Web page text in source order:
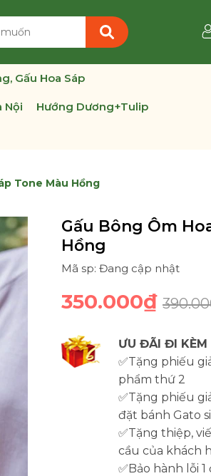
Gấu Hoa Sáp
Nội Hướng Dương+Tulip
Tone Màu Hồng
Gấu Bông Ôm
Hồng
Mã sp: Đang cập nhật
350.000₫
ƯU ĐÃI ĐI KÈM
✅Tặng phiếu
phẩm thứ 2
✅Tặng phiếu
đặt bánh Gato
✅Tặng thiệp,
cầu của khách
✅Bảo hành lỗi 1